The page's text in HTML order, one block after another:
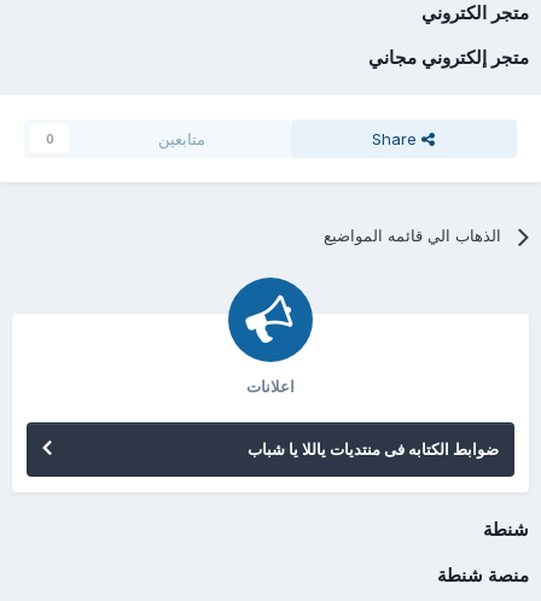
متجر الكتروني
متجر إلكتروني مجاني
Share متابعين 0
الذهاب الي قائمه المواضيع
اعلانات
ضوابط الكتابه فى منتديات ياللا يا شباب
شنطة
منصة شنطة